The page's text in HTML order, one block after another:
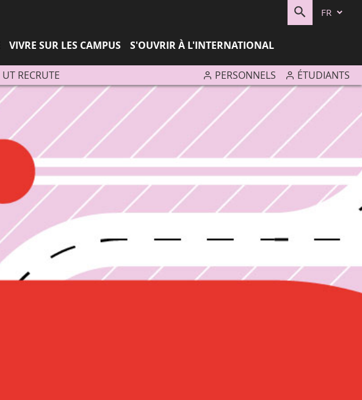
FR
VIVRE SUR LES CAMPUS S'OUVRIR À L'INTERNATIONAL
UT RECRUTE PERSONNELS ÉTUDIANTS